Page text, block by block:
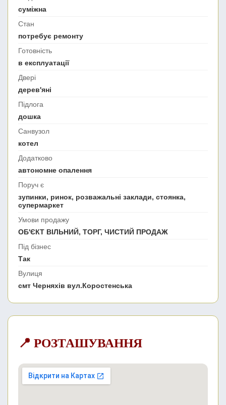
суміжна
Стан
потребує ремонту
Готовність
в експлуатації
Двері
дерев'яні
Підлога
дошка
Санвузол
котел
Додатково
автономне опалення
Поруч є
зупинки, ринок, розважальні заклади, стоянка,
супермаркет
Умови продажу
ОБ'ЄКТ ВІЛЬНИЙ, ТОРГ, ЧИСТИЙ ПРОДАЖ
Під бізнес
Так
Вулиця
смт Черняхів вул.Коростенська
📍 РОЗТАШУВАННЯ